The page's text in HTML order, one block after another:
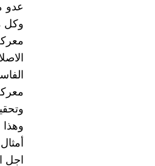
عدو
وكل
اجل